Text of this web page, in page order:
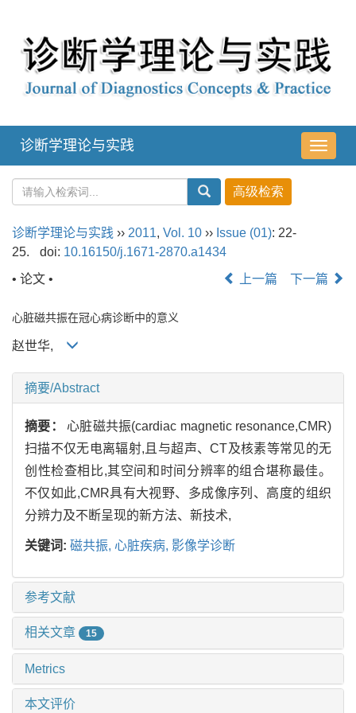
导
航
诊断学理论与实践
诊断学理论与实践 ›› 2011, Vol. 10 ›› Issue (01): 22-
25.
doi: 10.16150/j.1671-2870.a1434
• 论文 •
上一篇 下一篇
心脏磁共振在冠心病诊断中的意义
赵世华,
摘要/Abstract
摘要： 心脏磁共振(cardiac magnetic resonance,CMR)
扫描不仅无电离辐射,且与超声、CT及核素等常见的无
创性检查相比,其空间和时间分辨率的组合堪称最佳。
不仅如此,CMR具有大视野、多成像序列、高度的组织
分辨力及不断呈现的新方法、新技术,
关键词: 磁共振, 心脏疾病, 影像学诊断
参考文献
相关文章 15
Metrics
本文评价